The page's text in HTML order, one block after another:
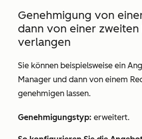
Genehmigung von
dann von einer zweiten
verlangen
Sie können beispielsweise ein
Manager und dann von einem
genehmigen lassen.
Genehmigungstyp: erweitert.